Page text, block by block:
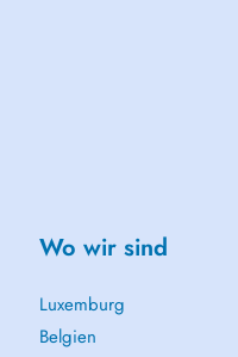
Wo wir sind
Luxemburg
Belgien